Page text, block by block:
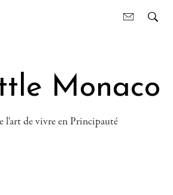
Monaco
l'art de vivre en Principauté